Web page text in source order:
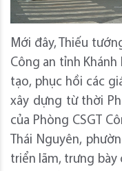
Mới đây, Thiếu
Công an tỉnh
tạo, phục hồi các
xây dựng từ thời
của Phòng CSGT
Thái Nguyên,
triển lãm, trưng bày